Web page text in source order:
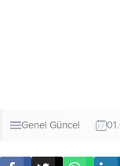
Genel Güncel